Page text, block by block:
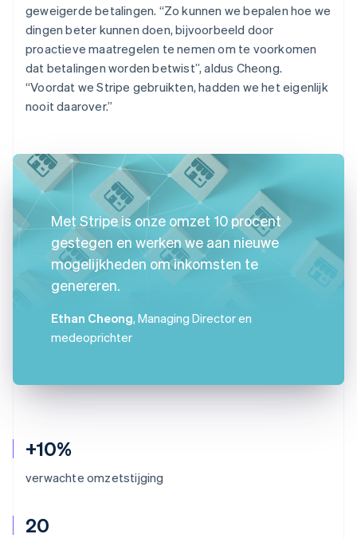
+10%
verwachte omzetstijging
20
geweigerde betalingen. “Zo kunnen we bepalen hoe we
dingen beter kunnen doen, bijvoorbeeld door
proactieve maatregelen te nemen om te voorkomen
dat betalingen worden betwist”, aldus Cheong.
“Voordat we Stripe gebruikten, hadden we het eigenlijk
nooit daarover.”
Met Stripe is onze omzet 10 procent
gestegen en werken we aan nieuwe
mogelijkheden om inkomsten te
genereren.
Ethan Cheong, Managing Director en
medeoprichter